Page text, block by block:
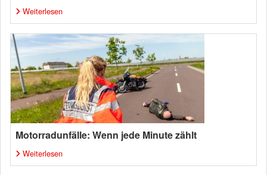
Weiterlesen
Motorradunfälle: Wenn jede Minute zählt
Weiterlesen